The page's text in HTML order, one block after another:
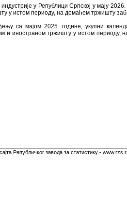
у Републици Српској у мају
у истом периоду, на домаћем тржишту
са мајом 2025. године, укупни
и иностраном тржишту у истом периоду,
Републичког завода за статистику -